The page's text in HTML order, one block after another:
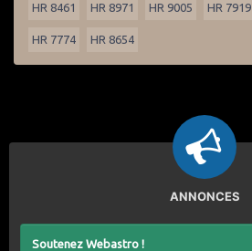
HR 8461 HR 8971 HR 9005 HR 7919
HR 7774 HR 8654
ANNONCES
Soutenez Webastro !